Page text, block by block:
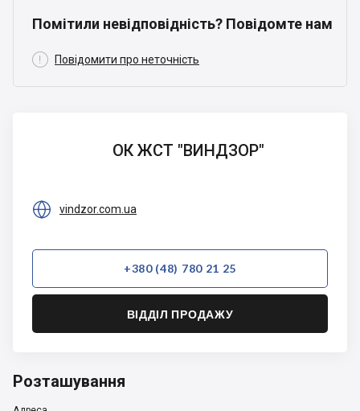
Помітили невідповідність? Повідомте нам
 Повідомити про неточність
ОК ЖСТ "ВИНДЗОР"
 vindzor.com.ua
+380 (48) 780 21 25
ВІДДІЛ ПРОДАЖУ
Розташування